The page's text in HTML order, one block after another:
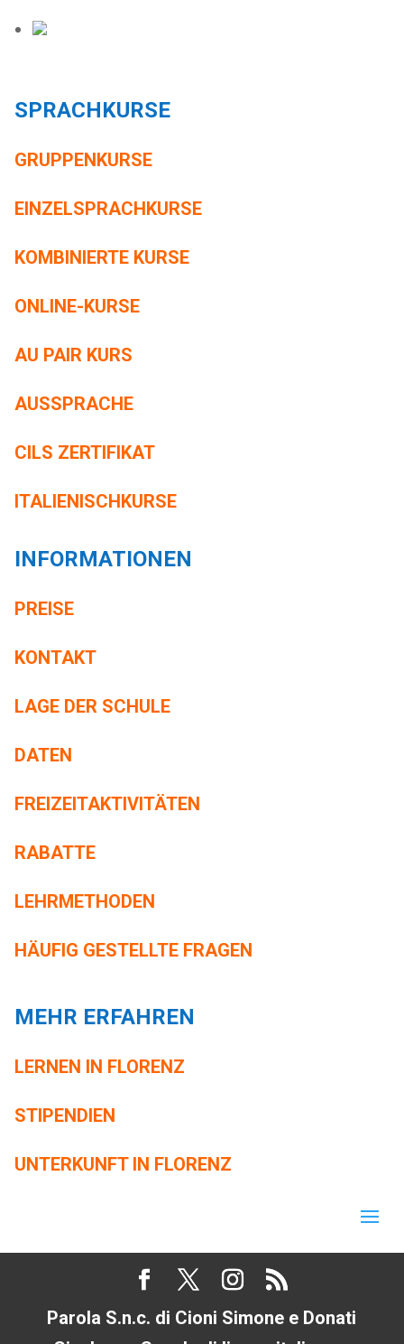
SPRACHKURSE
GRUPPENKURSE
EINZELSPRACHKURSE
KOMBINIERTE KURSE
ONLINE-KURSE
AU PAIR KURS
AUSSPRACHE
CILS ZERTIFIKAT
ITALIENISCHKURSE
INFORMATIONEN
PREISE
KONTAKT
LAGE DER SCHULE
DATEN
FREIZEITAKTIVITÄTEN
RABATTE
LEHRMETHODEN
HÄUFIG GESTELLTE FRAGEN
MEHR ERFAHREN
LERNEN IN FLORENZ
STIPENDIEN
UNTERKUNFT IN FLORENZ
Parola S.n.c. di Cioni Simone e Donati